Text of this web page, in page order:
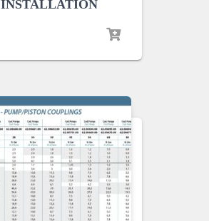
INSTALLATION